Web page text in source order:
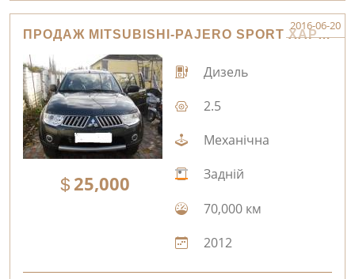
ПРОДАЖ MITSUBISHI-PAJERO SPORT ХАРКІВ
2016-06-20
25,000
Дизель
2.5
Механічна
Задній
70,000 км
2012